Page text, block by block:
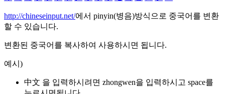
http://chineseinput.net/에서 pinyin(병음)방식으로 중국어를 변환
할 수 있습니다.
변환된 중국어를 복사하여 사용하시면 됩니다.
예시)
中文 을 입력하시려면 zhongwen을 입력하시고 space를